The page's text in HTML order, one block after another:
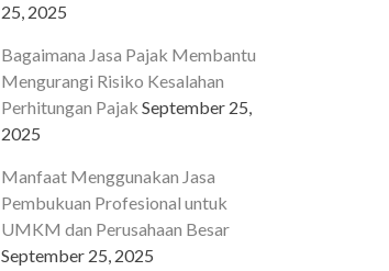
25, 2025
Bagaimana Jasa Pajak Membantu
Mengurangi Risiko Kesalahan
Perhitungan Pajak September 25,
2025
Manfaat Menggunakan Jasa
Pembukuan Profesional untuk
UMKM dan Perusahaan Besar
September 25, 2025